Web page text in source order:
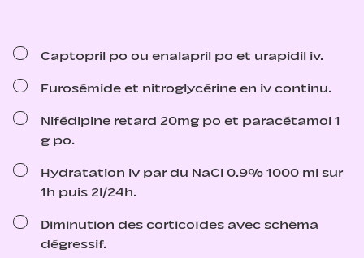
Captopril po ou enalapril po et urapidil iv.
Furosémide et nitroglycérine en iv continu.
Nifédipine retard 20mg po et paracétamol 1
g po.
Hydratation iv par du NaCl 0.9% 1000 ml sur
1h puis 2l/24h.
Diminution des corticoïdes avec schéma
dégressif.